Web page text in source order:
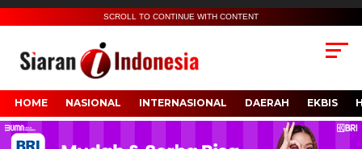
SCROLL TO CONTINUE WITH CONTENT
HOME NASIONAL INTERNASIONAL DAERAH EKBIS